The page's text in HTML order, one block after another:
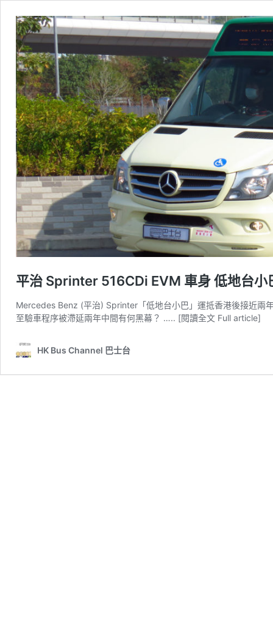
平治 Sprinter 516CDi EVM 車身 低地台小
Mercedes Benz (平治) Sprinter「低地台小巴」運抵香港後接近兩
至驗車程序被滯延兩年中間有何黑幕？ ….. [閱讀全文 Full article]
HK Bus Channel 巴士台